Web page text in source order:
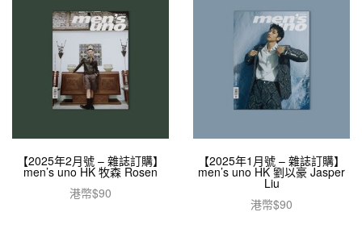
【2025年2月號 – 雜誌訂購】
men’s uno HK 牧森 Rosen
港幣$90
【2025年1月號 – 雜誌訂購】
men’s uno HK 劉以豪 Jasper
Liu
港幣$90